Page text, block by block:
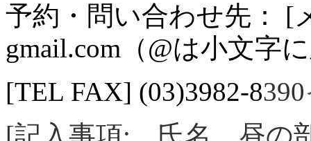
予約・問い合わせ先：
gmail.com（@は小文字
[TEL FAX] (03)3982-8390